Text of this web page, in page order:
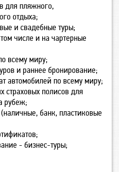
для пляжного,
отдыха;
и свадебные туры;
числе и на чартерные
всему миру;
и раннее бронирование;
автомобилей по всему миру;
полисов для
рубеж;
банк, пластиковые
- бизнес-туры;